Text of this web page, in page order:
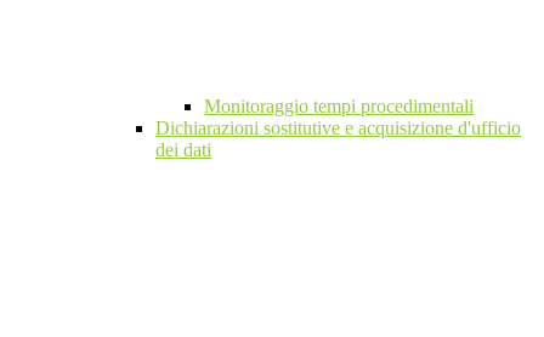
Monitoraggio tempi procedimentali
Dichiarazioni sostitutive e acquisizione d'ufficio
dei dati